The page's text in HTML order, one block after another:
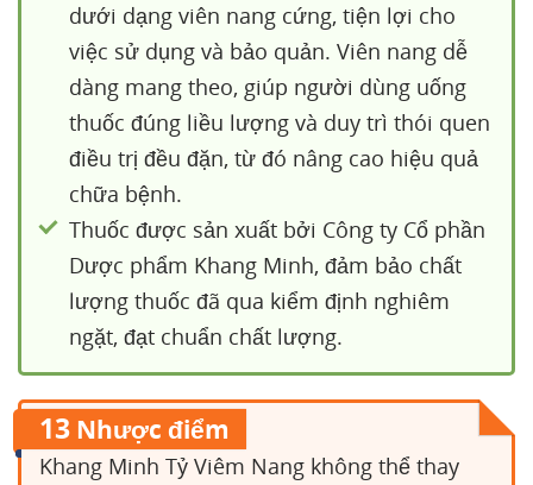
dưới dạng viên nang cứng, tiện lợi cho
việc sử dụng và bảo quản. Viên nang dễ
dàng mang theo, giúp người dùng uống
thuốc đúng liều lượng và duy trì thói quen
điều trị đều đặn, từ đó nâng cao hiệu quả
chữa bệnh.
Thuốc được sản xuất bởi Công ty Cổ phần
Dược phẩm Khang Minh, đảm bảo chất
lượng thuốc đã qua kiểm định nghiêm
ngặt, đạt chuẩn chất lượng.
13 Nhược điểm
Khang Minh Tỷ Viêm Nang không thể thay